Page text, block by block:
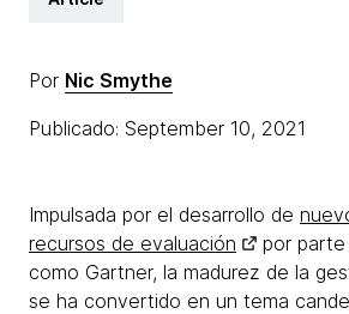
Por Nic Smythe
Publicado: September 10, 2021
Impulsada por el desarrollo de
recursos de evaluación
por
como Gartner, la madurez de la
se ha convertido en un tema